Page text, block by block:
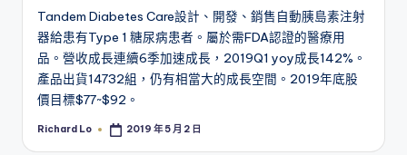
Tandem Diabetes Care設計、開發、銷售自動胰島素注射
器給患有Type 1 糖尿病患者。屬於需FDA認證的醫療用
品。營收成長連續6季加速成長，2019Q1 yoy成長142%。
產品出貨14732組，仍有相當大的成長空間。2019年底股
價目標$77~$92。
Posted
Richard Lo 2019 年 5 月 2 日